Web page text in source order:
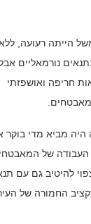
הייתה רעועה,
נורמאליים
חריפה ואושפזתי
היה מביא מדי בוקר
העבודה של
להיטיב גם עם
החמורה של